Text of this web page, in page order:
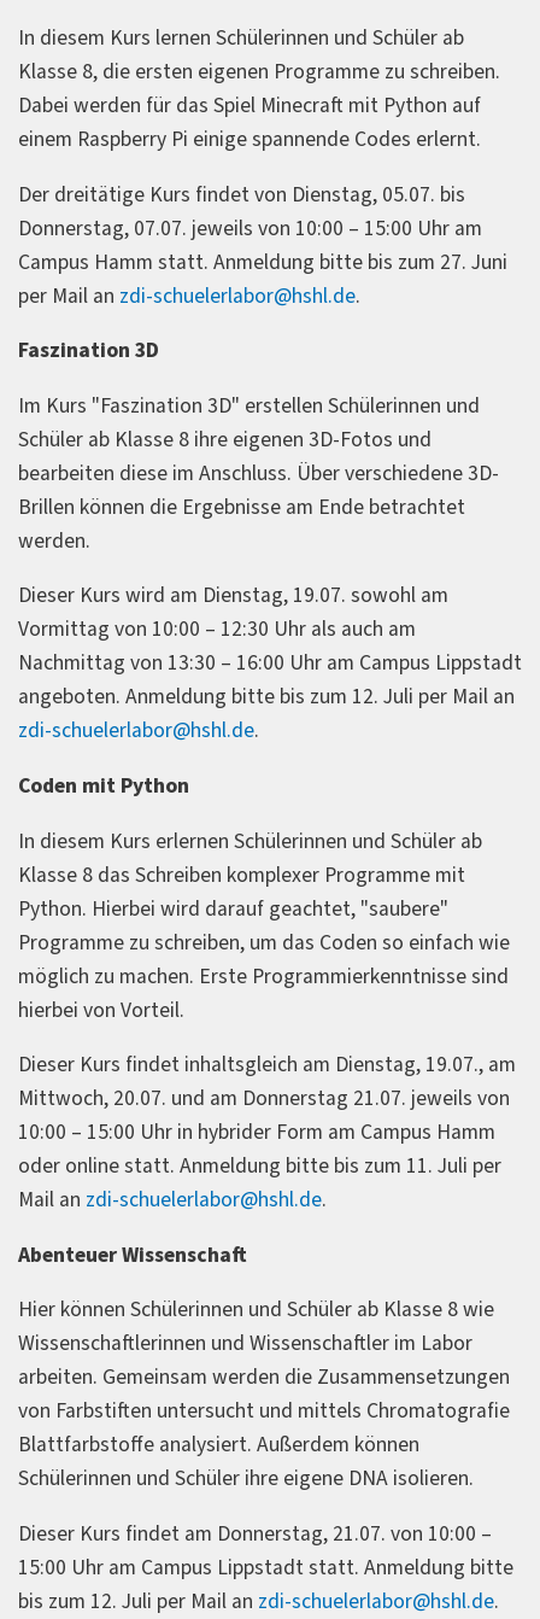
In diesem Kurs lernen Schülerinnen und Schüler ab
Klasse 8, die ersten eigenen Programme zu schreiben.
Dabei werden für das Spiel Minecraft mit Python auf
einem Raspberry Pi einige spannende Codes erlernt.
Der dreitätige Kurs findet von Dienstag, 05.07. bis
Donnerstag, 07.07. jeweils von 10:00 – 15:00 Uhr am
Campus Hamm statt. Anmeldung bitte bis zum 27. Juni
per Mail an zdi-schuelerlabor@hshl.de.
Faszination 3D
Im Kurs "Faszination 3D" erstellen Schülerinnen und
Schüler ab Klasse 8 ihre eigenen 3D-Fotos und
bearbeiten diese im Anschluss. Über verschiedene 3D-
Brillen können die Ergebnisse am Ende betrachtet
werden.
Dieser Kurs wird am Dienstag, 19.07. sowohl am
Vormittag von 10:00 – 12:30 Uhr als auch am
Nachmittag von 13:30 – 16:00 Uhr am Campus Lippstadt
angeboten. Anmeldung bitte bis zum 12. Juli per Mail an
zdi-schuelerlabor@hshl.de.
Coden mit Python
In diesem Kurs erlernen Schülerinnen und Schüler ab
Klasse 8 das Schreiben komplexer Programme mit
Python. Hierbei wird darauf geachtet, "saubere"
Programme zu schreiben, um das Coden so einfach wie
möglich zu machen. Erste Programmierkenntnisse sind
hierbei von Vorteil.
Dieser Kurs findet inhaltsgleich am Dienstag, 19.07., am
Mittwoch, 20.07. und am Donnerstag 21.07. jeweils von
10:00 – 15:00 Uhr in hybrider Form am Campus Hamm
oder online statt. Anmeldung bitte bis zum 11. Juli per
Mail an zdi-schuelerlabor@hshl.de.
Abenteuer Wissenschaft
Hier können Schülerinnen und Schüler ab Klasse 8 wie
Wissenschaftlerinnen und Wissenschaftler im Labor
arbeiten. Gemeinsam werden die Zusammensetzungen
von Farbstiften untersucht und mittels Chromatografie
Blattfarbstoffe analysiert. Außerdem können
Schülerinnen und Schüler ihre eigene DNA isolieren.
Dieser Kurs findet am Donnerstag, 21.07. von 10:00 –
15:00 Uhr am Campus Lippstadt statt. Anmeldung bitte
bis zum 12. Juli per Mail an zdi-schuelerlabor@hshl.de.